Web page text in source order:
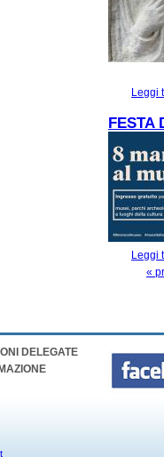
Leggi
FESTA
Leggi
«
DELEGATE